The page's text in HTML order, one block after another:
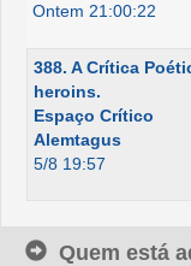
Ontem 21:00:22
388. A Crítica
heroins.
Espaço Crítico
Alemtagus
5/8 19:57
Quem está